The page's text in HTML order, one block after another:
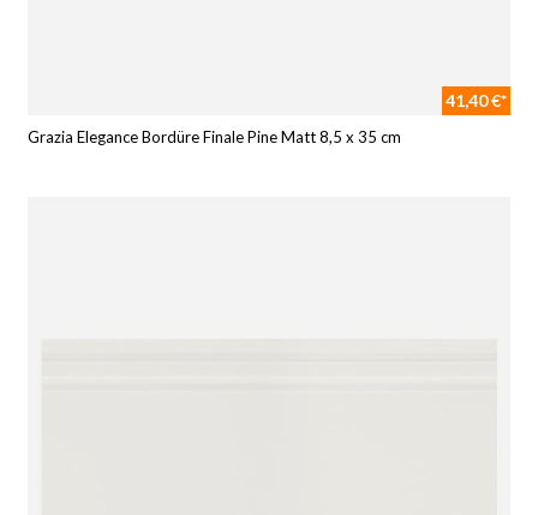
41,40 €*
Grazia Elegance Bordüre Finale Pine Matt 8,5 x 35 cm